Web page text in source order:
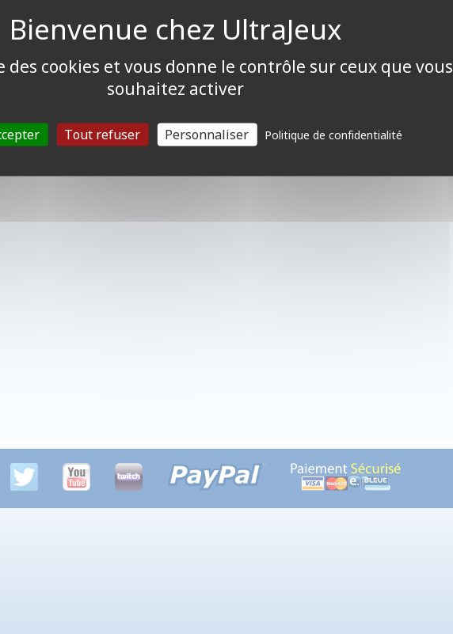
des cookies et vous donne le contrôle sur ceux que vous
souhaitez activer
Tout refuser Personnaliser Politique de confidentialité